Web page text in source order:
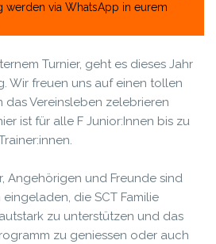
werden via WhatsApp in eurem
Turnier, geht es dieses Jahr
Wir freuen uns auf einen tollen
das Vereinsleben zelebrieren
ist für alle F Junior:Innen bis zu
Angehörigen und Freunde sind
die SCT Familie
zu unterstützen und das
zu geniessen oder auch